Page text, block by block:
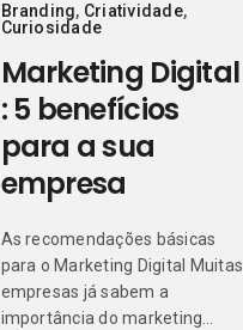
Branding, Criatividade,
Curiosidade
Marketing Digital
: 5 benefícios
para a sua
empresa
As recomendações básicas
para o Marketing Digital Muitas
empresas já sabem a
importância do marketing…